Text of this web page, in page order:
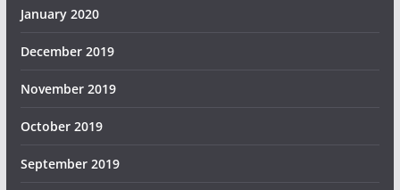
January 2020
December 2019
November 2019
October 2019
September 2019